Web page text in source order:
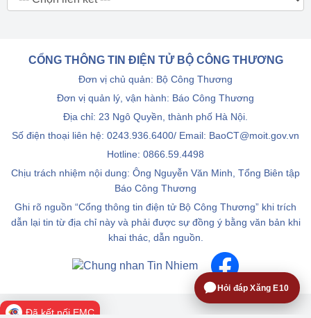
CỔNG THÔNG TIN ĐIỆN TỬ BỘ CÔNG THƯƠNG
Đơn vị chủ quản: Bộ Công Thương
Đơn vị quản lý, vận hành: Báo Công Thương
Địa chỉ: 23 Ngô Quyền, thành phố Hà Nội.
Số điện thoại liên hệ: 0243.936.6400/ Email: BaoCT@moit.gov.vn
Hotline: 0866.59.4498
Chịu trách nhiệm nội dung: Ông Nguyễn Văn Minh, Tổng Biên tập
Báo Công Thương
Ghi rõ nguồn “Cổng thông tin điện tử Bộ Công Thương” khi trích
dẫn lại tin từ địa chỉ này và phải được sự đồng ý bằng văn bản khi
khai thác, dẫn nguồn.
Hỏi đáp Xăng E10
Đã kết nối EMC